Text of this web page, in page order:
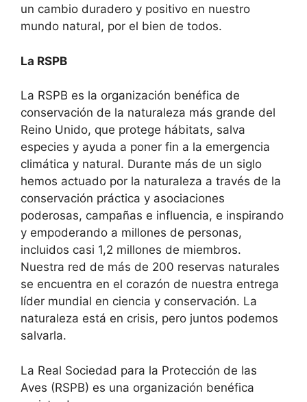
un cambio duradero y positivo en nuestro
mundo natural, por el bien de todos.
La RSPB
La RSPB es la organización benéfica de
conservación de la naturaleza más grande del
Reino Unido, que protege hábitats, salva
especies y ayuda a poner fin a la emergencia
climática y natural. Durante más de un siglo
hemos actuado por la naturaleza a través de la
conservación práctica y asociaciones
poderosas, campañas e influencia, e inspirando
y empoderando a millones de personas,
incluidos casi 1,2 millones de miembros.
Nuestra red de más de 200 reservas naturales
se encuentra en el corazón de nuestra entrega
líder mundial en ciencia y conservación. La
naturaleza está en crisis, pero juntos podemos
salvarla.
La Real Sociedad para la Protección de las
Aves (RSPB) es una organización benéfica